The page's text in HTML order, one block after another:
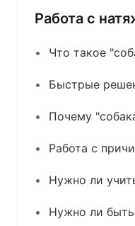
Работа с
Что такое
Быстрые
Почему
Работа с
Нужно ли
Нужно ли